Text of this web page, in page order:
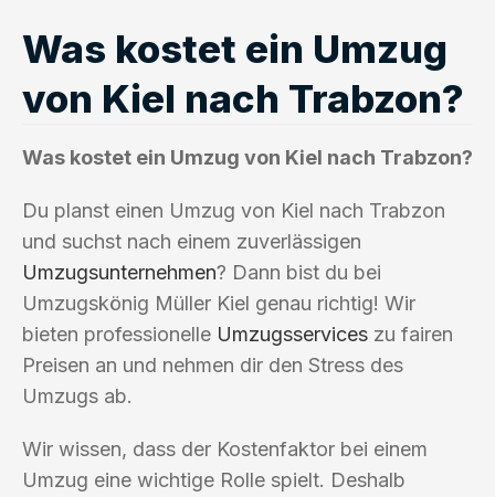
Was kostet ein Umzug
von Kiel nach Trabzon?
Was kostet ein Umzug von Kiel nach Trabzon?
Du planst einen Umzug von Kiel nach Trabzon
und suchst nach einem zuverlässigen
Umzugsunternehmen? Dann bist du bei
Umzugskönig Müller Kiel genau richtig! Wir
bieten professionelle Umzugsservices zu fairen
Preisen an und nehmen dir den Stress des
Umzugs ab.
Wir wissen, dass der Kostenfaktor bei einem
Umzug eine wichtige Rolle spielt. Deshalb